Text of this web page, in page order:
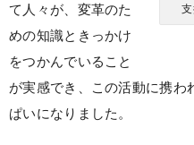
て人々が、変革のた
めの知識ときっかけ
をつかんでいること
が実感でき、この活動に携わ
ぱいになりました。